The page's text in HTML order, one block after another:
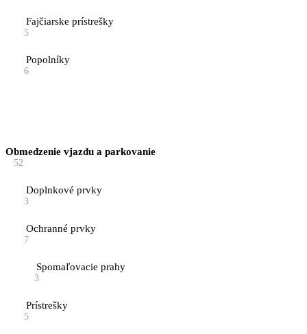
Fajčiarske prístrešky
5
Popolníky
6
Obmedzenie vjazdu a parkovanie
52
Doplnkové prvky
3
Ochranné prvky
7
Spomaľovacie prahy
3
Prístrešky
5